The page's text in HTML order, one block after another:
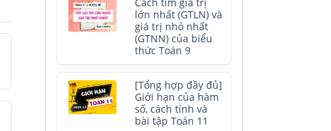
Cách tìm giá trị
lớn nhất (GTLN) và
giá trị nhỏ nhất
(GTNN) của biểu
thức Toán 9
[Tổng hợp đầy đủ]
Giới hạn của hàm
số, cách tính và
bài tập Toán 11